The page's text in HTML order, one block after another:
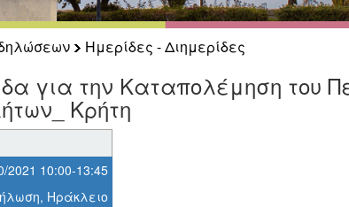
Ημερίδες - Διημερίδες
για την Καταπολέμηση του
Κρήτη
2021 10:00-13:45
Ηράκλειο